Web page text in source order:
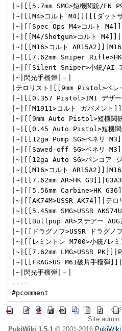
|~|[[5.7mm SMG>短機関銃/FN
|~|[[M4>コルト M4]]|[[ダット
|~|[[Spec Ops M4>コルト
|~|[[M4/Shotgun>コルト
|~|[[M16>コルト
|~|[[7.62mm Sniper Rifle>HK
|~|[[Silent Sniper>小銃/AI ア
|~|閃光手榴弾|－|
|テロリスト|[[9mm Pistol>ベレ
|~|[[0.357 Pistol>IMI デザー
|~|[[M1911>コルト ガバメント
|~|[[9mm Auto Pistol>短機関
|~|[[0.45 Auto Pistol>短機関
|~|[[12ga Pump SG>ベネリ
|~|[[Sawed-off SG>ベネリ
|~|[[12ga Auto SG>パンコア
|~|[[M16>コルト
|~|[[7.62mm AR>HK G3]]|G3A3|
|~|[[5.56mm Carbine>HK
|~|[[AK74M>USSR AK74]]|テロ
|~|[[5.45mm SMG>USSR
|~|[[Bullpup AR>ステアー
|~|[[ドラグノフ>USSR ドラグノ
|~|[[レミントン M700>小銃/レ
|~|[[7.62mm LMG>USSR
|~|[[FRAG>US M61破片手榴弾]]|
|~|閃光手榴弾|－|
----
Site admin:
PukiWiki 1.5.1© 2001-2016